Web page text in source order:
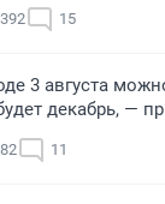
15
3 августа
декабрь, —
11